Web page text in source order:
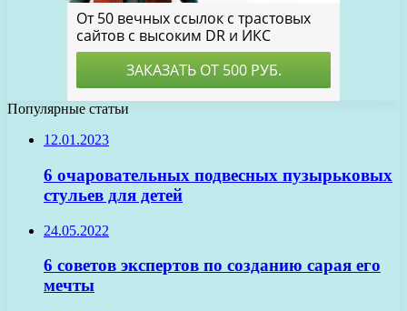
Популярные статьи
12.01.2023
6 очаровательных подвесных пузырьковых
стульев для детей
24.05.2022
6 советов экспертов по созданию сарая его
мечты